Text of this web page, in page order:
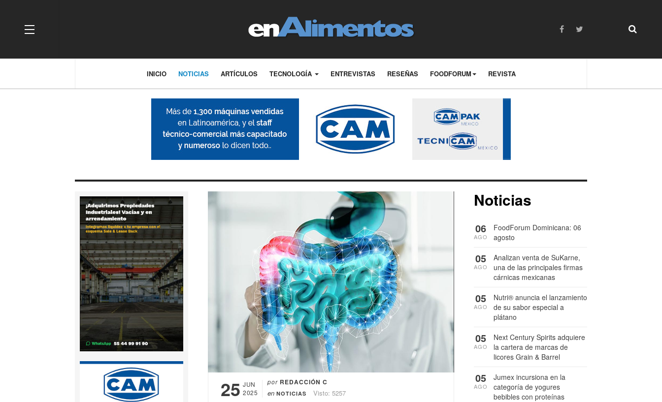
OFF CANVAS
INICIO NOTICIAS ARTÍCULOS TECNOLOGÍA ENTREVISTAS RESEÑAS FOODFORUM REVISTA
25 JUN
2025
por REDACCIÓN C
en NOTICIAS Visto: 5257
Noticias
FoodForum Dominicana: 06
agosto
06
AGO
Analizan venta de SuKarne,
una de las principales firmas
cárnicas mexicanas
05
AGO
Nutri® anuncia el lanzamiento
de su sabor especial a
plátano
05
AGO
Next Century Spirits adquiere
la cartera de marcas de
licores Grain & Barrel
05
AGO
Jumex incursiona en la
categoría de yogures
bebibles con proteínas
05
AGO